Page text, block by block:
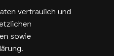
vertraulich und
sowie